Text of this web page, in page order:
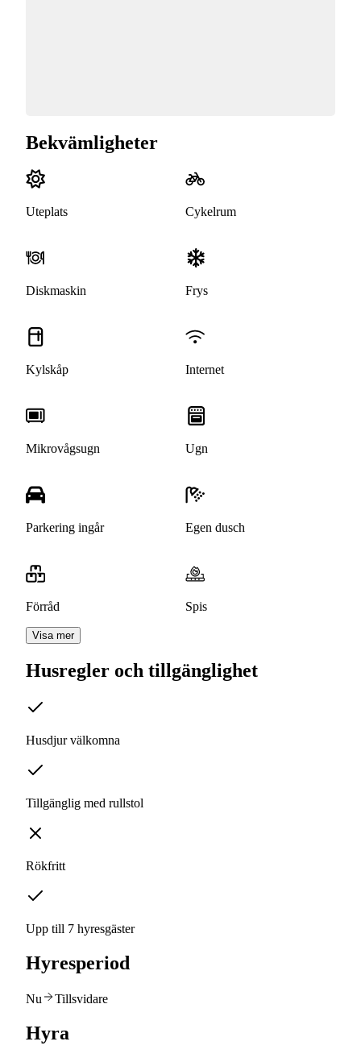
Bekvämligheter
Uteplats Cykelrum
Diskmaskin Frys
Kylskåp Internet
Mikrovågsugn Ugn
Parkering ingår Egen dusch
Förråd Spis
Visa mer
Husregler och tillgänglighet
Husdjur välkomna
Tillgänglig med rullstol
Rökfritt
Upp till 7 hyresgäster
Hyresperiod
Nu Tillsvidare
Hyra